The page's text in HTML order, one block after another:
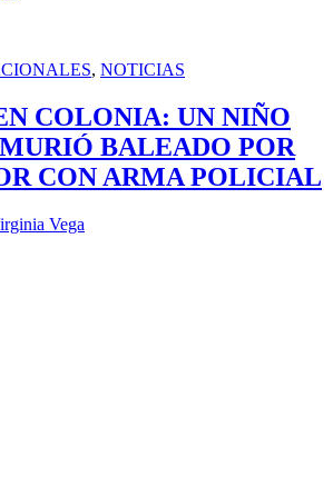
, NOTICIAS
COLONIA: UN NIÑO
BALEADO POR
CON ARMA POLICIAL
Vega